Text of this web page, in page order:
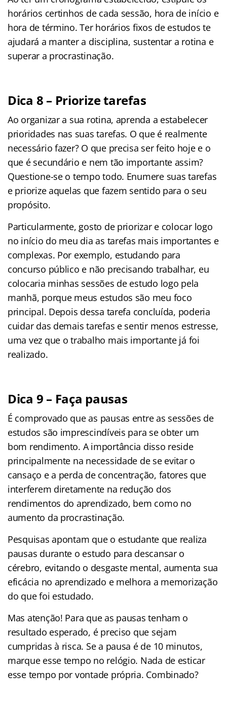
horários certinhos de cada sessão, hora de início e
hora de término. Ter horários fixos de estudos te
ajudará a manter a disciplina, sustentar a rotina e
superar a procrastinação.
Dica 8 – Priorize tarefas
Ao organizar a sua rotina, aprenda a estabelecer
prioridades nas suas tarefas. O que é realmente
necessário fazer? O que precisa ser feito hoje e o
que é secundário e nem tão importante assim?
Questione-se o tempo todo. Enumere suas tarefas
e priorize aquelas que fazem sentido para o seu
propósito.
Particularmente, gosto de priorizar e colocar logo
no início do meu dia as tarefas mais importantes e
complexas. Por exemplo, estudando para
concurso público e não precisando trabalhar, eu
colocaria minhas sessões de estudo logo pela
manhã, porque meus estudos são meu foco
principal. Depois dessa tarefa concluída, poderia
cuidar das demais tarefas e sentir menos estresse,
uma vez que o trabalho mais importante já foi
realizado.
Dica 9 – Faça pausas
É comprovado que as pausas entre as sessões de
estudos são imprescindíveis para se obter um
bom rendimento. A importância disso reside
principalmente na necessidade de se evitar o
cansaço e a perda de concentração, fatores que
interferem diretamente na redução dos
rendimentos do aprendizado, bem como no
aumento da procrastinação.
Pesquisas apontam que o estudante que realiza
pausas durante o estudo para descansar o
cérebro, evitando o desgaste mental, aumenta sua
eficácia no aprendizado e melhora a memorização
do que foi estudado.
Mas atenção! Para que as pausas tenham o
resultado esperado, é preciso que sejam
cumpridas à risca. Se a pausa é de 10 minutos,
marque esse tempo no relógio. Nada de esticar
esse tempo por vontade própria. Combinado?